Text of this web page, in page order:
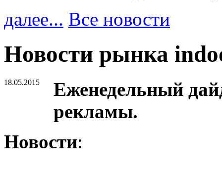
далее... Все новости
Новости рынка
18.05.2015
Еженедельный
рекламы.
Новости: